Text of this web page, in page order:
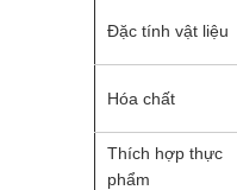
Đặc tính vật liệu
Hóa chất
Thích hợp thực
phẩm